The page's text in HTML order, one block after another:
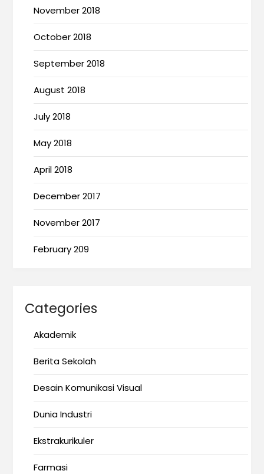
November 2018
October 2018
September 2018
August 2018
July 2018
May 2018
April 2018
December 2017
November 2017
February 209
Categories
Akademik
Berita Sekolah
Desain Komunikasi Visual
Dunia Industri
Ekstrakurikuler
Farmasi